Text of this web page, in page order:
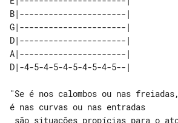
B|----------------------|
G|----------------------|
D|----------------------|
A|----------------------|
"Se é nos calombos ou nas
é nas curvas ou nas entradas